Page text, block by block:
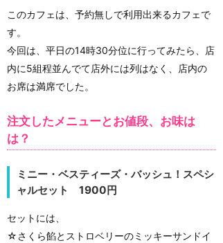
このカフェは、予約無しで利用出来るカフェで
す。
今回は、平日の14時30分位に行ってみたら、店
内に5組程並んでて店外には列はなく、店内の
お席は満席でした。
注文したメニューとお値段、お味は
は？
ミニー・ベスティーズ・バッシュ！スペシ
ャルセット 1900円
セットには、
☆さくら餡とストロベリーのミッキーサンドイ